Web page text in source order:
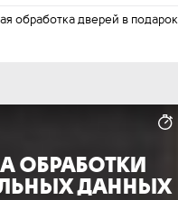
ОБРАБОТКИ
ДАННЫХ
обработка дверей в подарок